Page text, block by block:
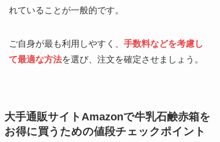
れていることが一般的です。
ご自身が最も利用しやすく、 手数料などを考慮し
て最適な方法を選び、注文を確定させましょう。
大手通販サイトAmazonで牛乳石鹸赤箱を
お得に買うための値段チェックポイント